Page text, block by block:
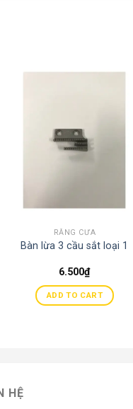
RĂNG CƯA
Bàn lừa 3 cầu sắt loại 1
6.500₫
ADD TO CART
HỆ